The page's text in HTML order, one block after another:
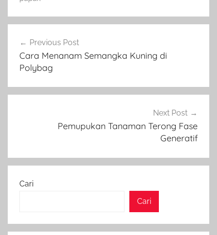
pos
Previous Post
Cara Menanam Semangka Kuning di
Polybag
Next Post
Pemupukan Tanaman Terong Fase
Generatif
Cari
Cari